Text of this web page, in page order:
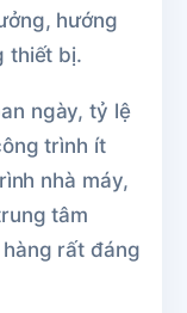
hướng
thiết bị.
ngày, tỷ lệ
trình ít
nhà máy,
tâm
rất đáng